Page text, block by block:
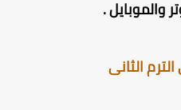
والموبايل .
الثانى